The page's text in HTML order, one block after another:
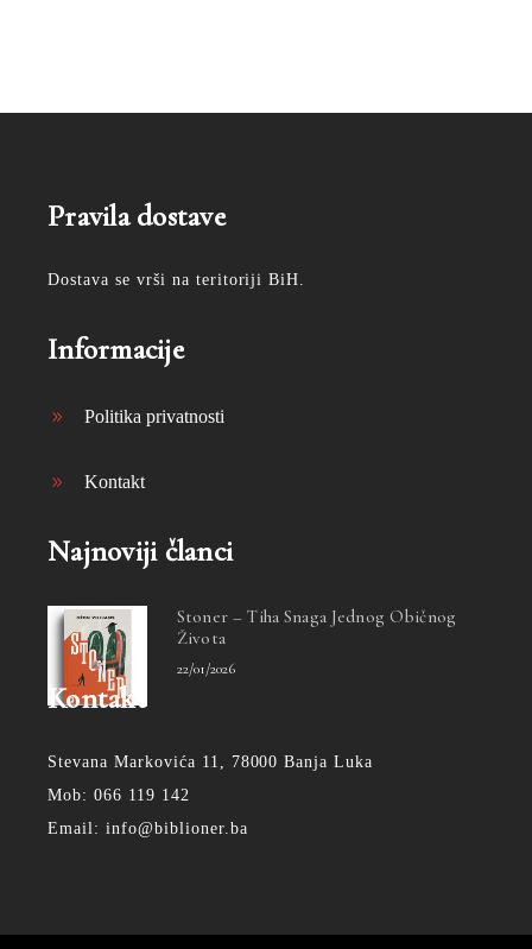
Pravila dostave
Dostava se vrši na teritoriji BiH.
Informacije
Politika privatnosti
Kontakt
Najnoviji članci
Stoner – Tiha Snaga Jednog Običnog
Života
22/01/2026
Kontakt
Stevana Markovića 11, 78000 Banja Luka
Mob: 066 119 142
Email: info@biblioner.ba